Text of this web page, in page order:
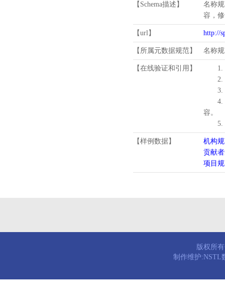
【Schema描述】
名称
容，
【url】 http://
【所属元数据规范】 名称
【在线验证和引用】
1.
2.
3.
4.
容。
5.
【样例数据】
机构
贡献
项目
版权所
制作维护:NSTL